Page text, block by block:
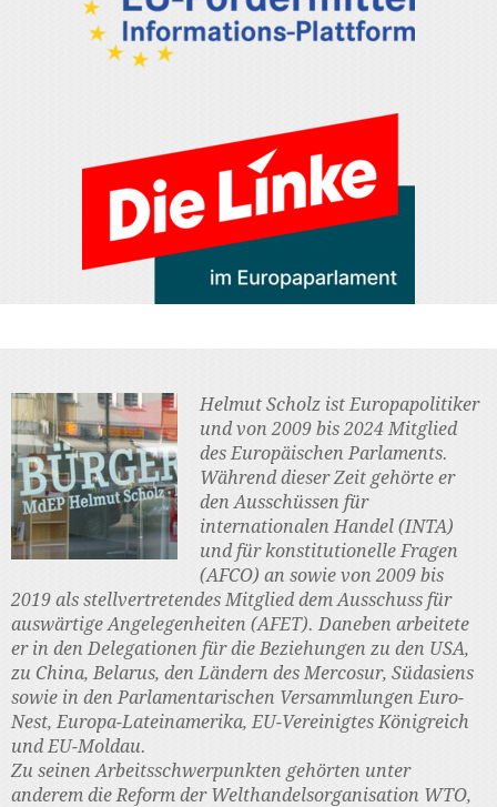
Helmut Scholz ist Europapolitiker
und von 2009 bis 2024 Mitglied
des Europäischen Parlaments.
Während dieser Zeit gehörte er
den Ausschüssen für
internationalen Handel (INTA)
und für konstitutionelle Fragen
(AFCO) an sowie von 2009 bis
2019 als stellvertretendes Mitglied dem Ausschuss für
auswärtige Angelegenheiten (AFET). Daneben arbeitete
er in den Delegationen für die Beziehungen zu den USA,
zu China, Belarus, den Ländern des Mercosur, Südasiens
sowie in den Parlamentarischen Versammlungen Euro-
Nest, Europa-Lateinamerika, EU-Vereinigtes Königreich
und EU-Moldau.
Zu seinen Arbeitsschwerpunkten gehörten unter
anderem die Reform der Welthandelsorganisation WTO,